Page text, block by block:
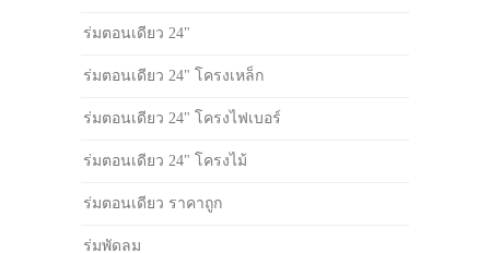
ร่มตอนเดียว 24"
ร่มตอนเดียว 24" โครงเหล็ก
ร่มตอนเดียว 24" โครงไฟเบอร์
ร่มตอนเดียว 24" โครงไม้
ร่มตอนเดียว ราคาถูก
ร่มพัดลม